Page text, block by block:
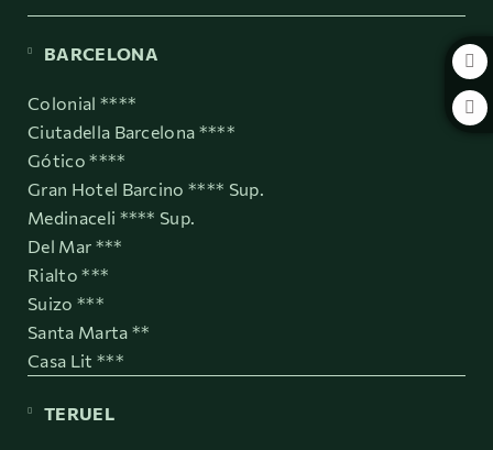
BARCELONA
Colonial ****
Ciutadella Barcelona ****
Gótico ****
Gran Hotel Barcino **** Sup.
Medinaceli **** Sup.
Del Mar ***
Rialto ***
Suizo ***
Santa Marta **
Casa Lit ***
TERUEL